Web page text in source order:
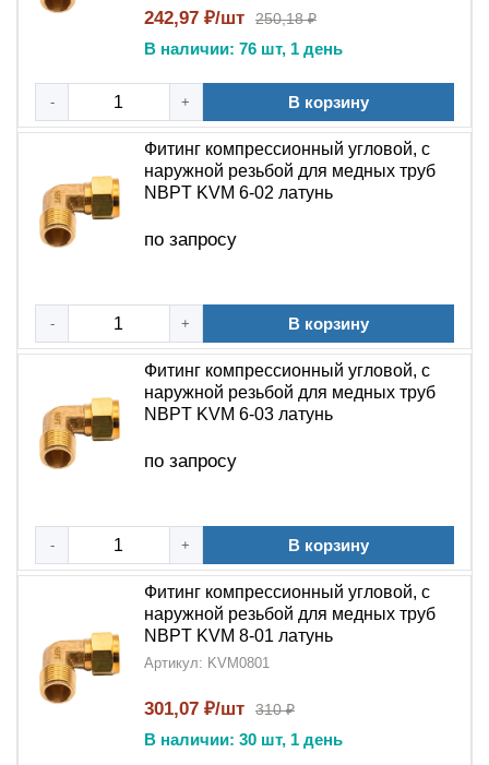
соединениямедных трубв радиаторных
Водоснабжение– монтаж поворотов в
трубопроводах ХВС и ГВС
Газовые системы– безопасные угловые
соединения в газораспределительных сетях
Промышленные коммуникации
использование в технологических трубопроводах
Универсальность
– подходит для различных
инженерных систем смедными трубами
Надежность–латунный корпуси
качественная
наружная резьба
долговечность
технологияупрощает установку
Качественное исполнение–
продукцияNBPTсоответствует строгим
стандартам
Герметичность– обеспечивает плотное
соединение даже при высоком давлении
Технические особенности:
242,97 ₽/шт 250,18 ₽
В наличии: 76 шт, 1 день
- + В корзину
Фитинг компрессионный угловой, с
наружной резьбой для медных труб
NBPT KVM 6-02 латунь
по запросу
- + В корзину
Фитинг компрессионный угловой, с
наружной резьбой для медных труб
NBPT KVM 6-03 латунь
по запросу
- + В корзину
Фитинг компрессионный угловой, с
наружной резьбой для медных труб
NBPT KVM 8-01 латунь
Артикул: KVM0801
301,07 ₽/шт 310 ₽
В наличии: 30 шт, 1 день